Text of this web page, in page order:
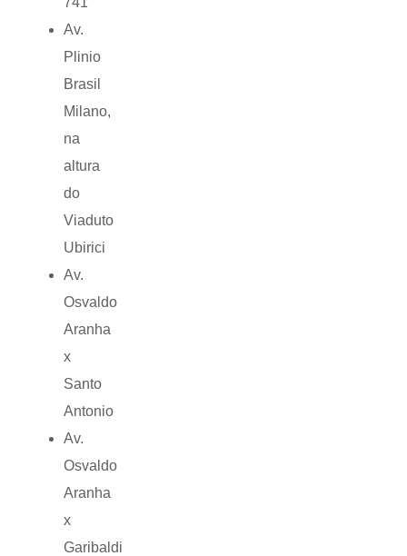
Av.
Plinio
Brasil
Milano,
na
altura
do
Viaduto
Ubirici
Av.
Osvaldo
Aranha
x
Santo
Antonio
Av.
Osvaldo
Aranha
x
Garibaldi